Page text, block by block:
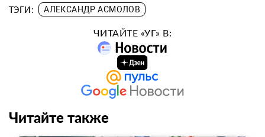
ТЭГИ: АЛЕКСАНДР АСМОЛОВ
ЧИТАЙТЕ «УГ» В:
Читайте также